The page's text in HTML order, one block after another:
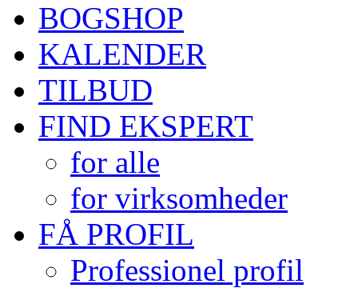
BOGSHOP
KALENDER
TILBUD
FIND EKSPERT
for alle
for virksomheder
FÅ PROFIL
Professionel profil